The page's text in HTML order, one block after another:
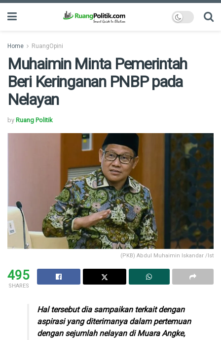
Home RuangOpini
Muhaimin Minta Pemerintah
Beri Keringanan PNBP pada
Nelayan
by Ruang Politik
(PKB) Abdul Muhaimin Iskandar /Ist
495
SHARES
Hal tersebut dia sampaikan terkait dengan
aspirasi yang diterimanya dalam pertemuan
dengan sejumlah nelayan di Muara Angke,